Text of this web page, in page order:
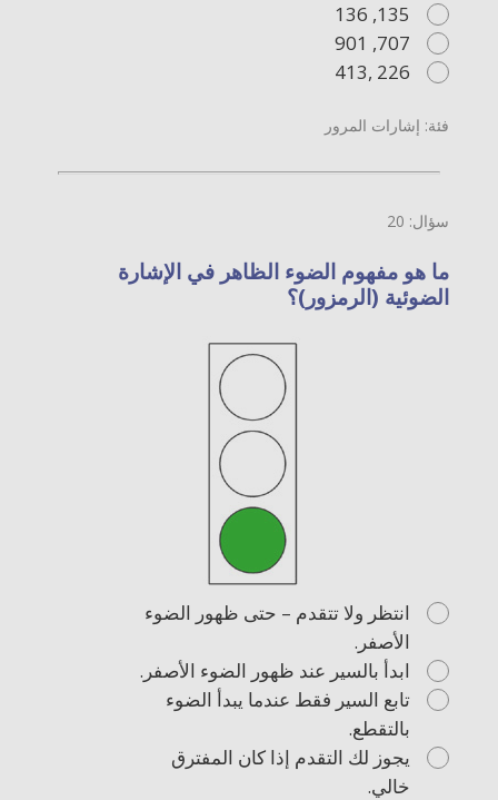
135, 136
707, 901
226 ,413
فئة: إشارات المرور
سؤال: 20
ما هو مفهوم الضوء الظاهر في الإشارة
الضوئية (الرمزور)؟
انتظر ولا تتقدم – حتى ظهور الضوء
الأصفر.
ابدأ بالسير عند ظهور الضوء الأصفر.
تابع السير فقط عندما يبدأ الضوء
بالتقطع.
يجوز لك التقدم إذا كان المفترق
خالي.